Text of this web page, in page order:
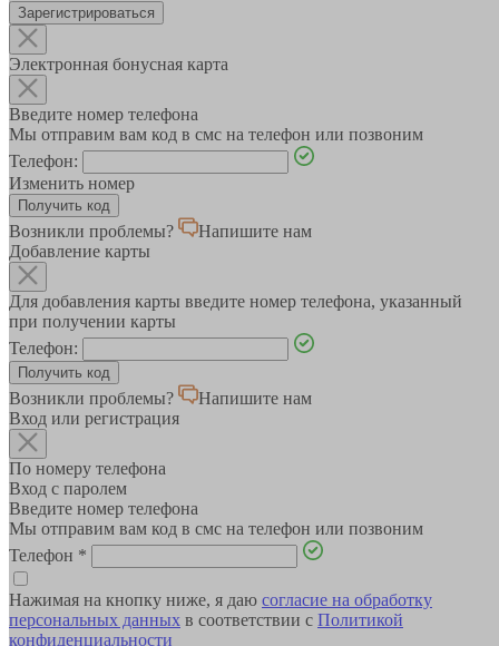
Зарегистрироваться
Электронная бонусная карта
Введите номер телефона
Мы отправим вам код в смс на телефон или позвоним
Телефон:
Изменить номер
Возникли проблемы?
Напишите нам
Добавление карты
Для добавления карты введите номер телефона, указанный
при получении карты
Телефон:
Возникли проблемы?
Напишите нам
Вход или регистрация
По номеру телефона
Вход с паролем
Введите номер телефона
Мы отправим вам код в смс на телефон или позвоним
Телефон *
Нажимая на кнопку ниже, я даю согласие на обработку
персональных данных в соответствии с Политикой
конфиденциальности